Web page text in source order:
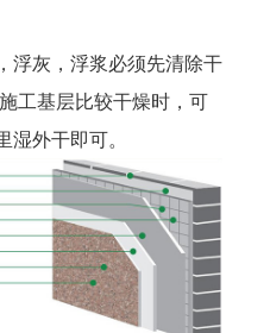
浮灰，浮浆必须先清除干
工基层比较干燥时，可
外干即可。